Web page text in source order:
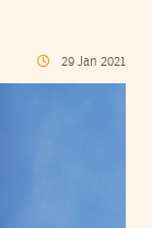
29 Jan 2021